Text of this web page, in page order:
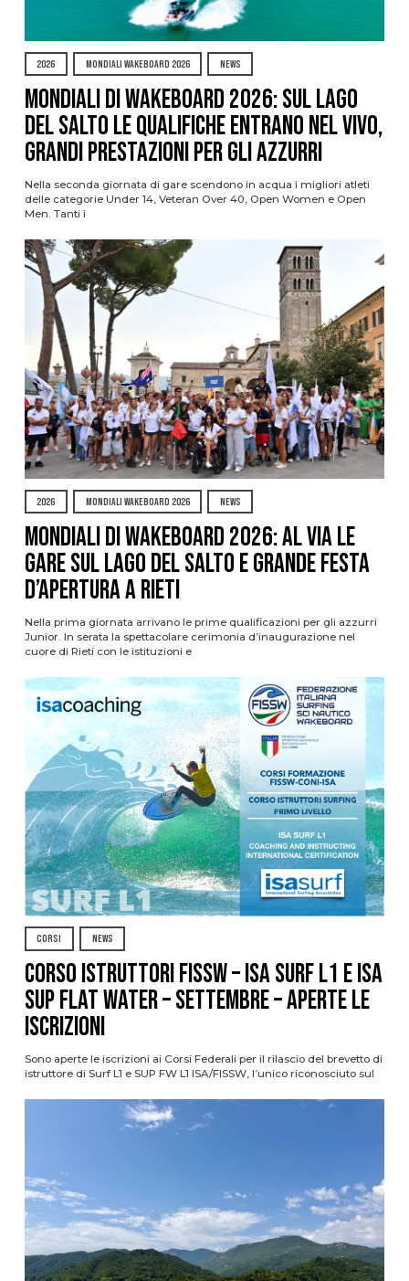
2026 MONDIALI WAKEBOARD 2026 NEWS
Mondiali di Wakeboard 2026: sul Lago
del Salto le qualifiche entrano nel vivo,
grandi prestazioni per gli azzurri
Nella seconda giornata di gare scendono in acqua i migliori atleti
delle categorie Under 14, Veteran Over 40, Open Women e Open
Men. Tanti i
2026 MONDIALI WAKEBOARD 2026 NEWS
Mondiali di Wakeboard 2026: al via le
gare sul Lago del Salto e grande festa
d’apertura a Rieti
Nella prima giornata arrivano le prime qualificazioni per gli azzurri
Junior. In serata la spettacolare cerimonia d’inaugurazione nel
cuore di Rieti con le istituzioni e
CORSI NEWS
CORSO ISTRUTTORI FISSW – ISA SURF L1 e ISA
SUP Flat Water – SETTEMBRE – APERTE LE
ISCRIZIONI
Sono aperte le iscrizioni ai Corsi Federali per il rilascio del brevetto di
istruttore di Surf L1 e SUP FW L1 ISA/FISSW, l’unico riconosciuto sul